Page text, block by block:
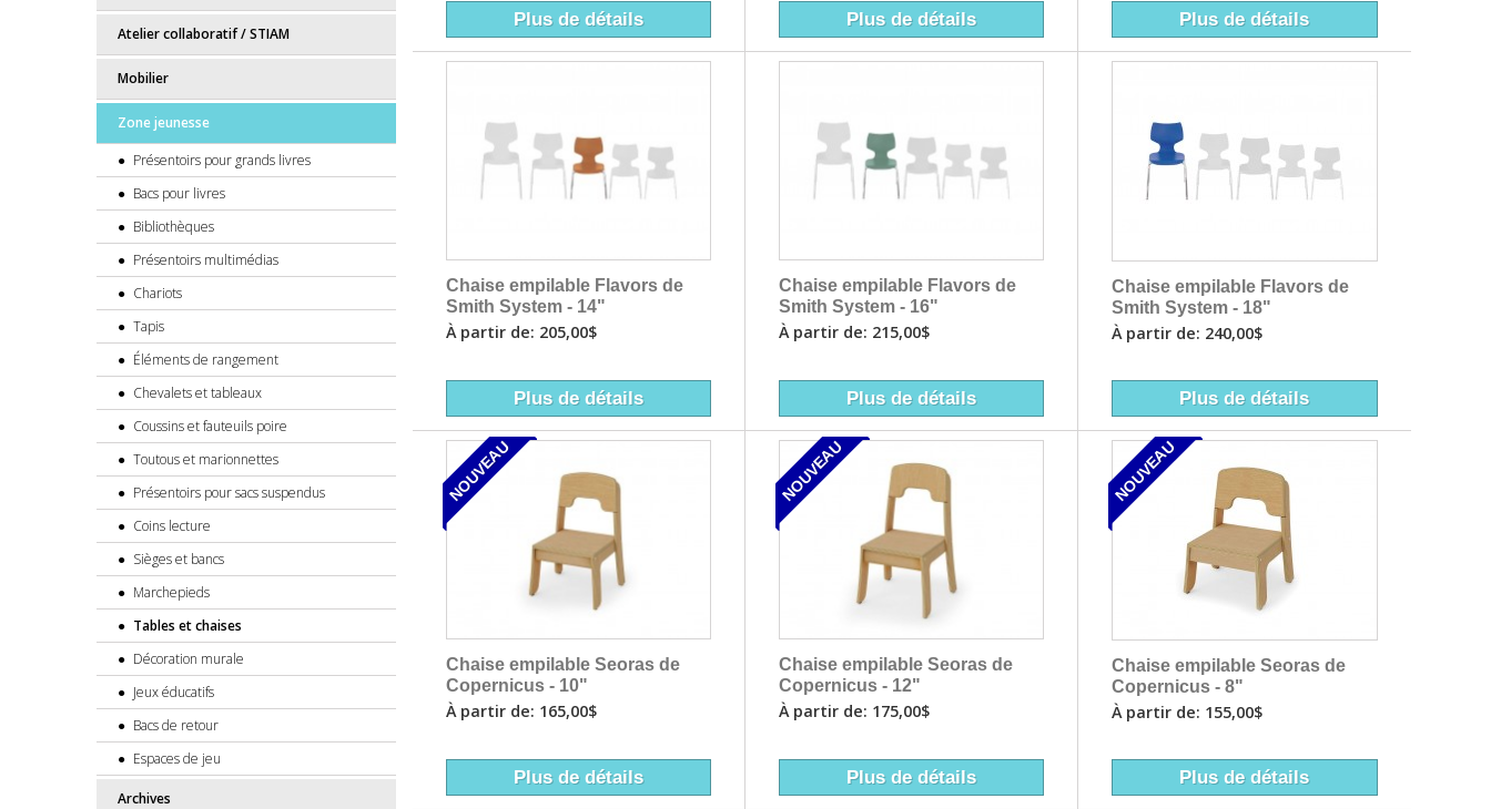
Atelier collaboratif / STIAM
Mobilier
Zone jeunesse
Présentoirs pour grands livres
Bacs pour livres
Bibliothèques
Présentoirs multimédias
Chariots
Tapis
Éléments de rangement
Chevalets et tableaux
Coussins et fauteuils poire
Toutous et marionnettes
Présentoirs pour sacs suspendus
Coins lecture
Sièges et bancs
Marchepieds
Tables et chaises
Décoration murale
Jeux éducatifs
Bacs de retour
Espaces de jeu
Archives
Plus de détails Plus de détails Plus de détails
Chaise empilable Flavors de
Smith System - 14"
À partir de: 205,00$
Plus de détails
Chaise empilable Flavors de
Smith System - 16"
À partir de: 215,00$
Plus de détails
Chaise empilable Flavors de
Smith System - 18"
À partir de: 240,00$
Plus de détails
NOUVEAU
Chaise empilable Seoras de
Copernicus - 10"
À partir de: 165,00$
Plus de détails
NOUVEAU
Chaise empilable Seoras de
Copernicus - 12"
À partir de: 175,00$
Plus de détails
NOUVEAU
Chaise empilable Seoras de
Copernicus - 8"
À partir de: 155,00$
Plus de détails